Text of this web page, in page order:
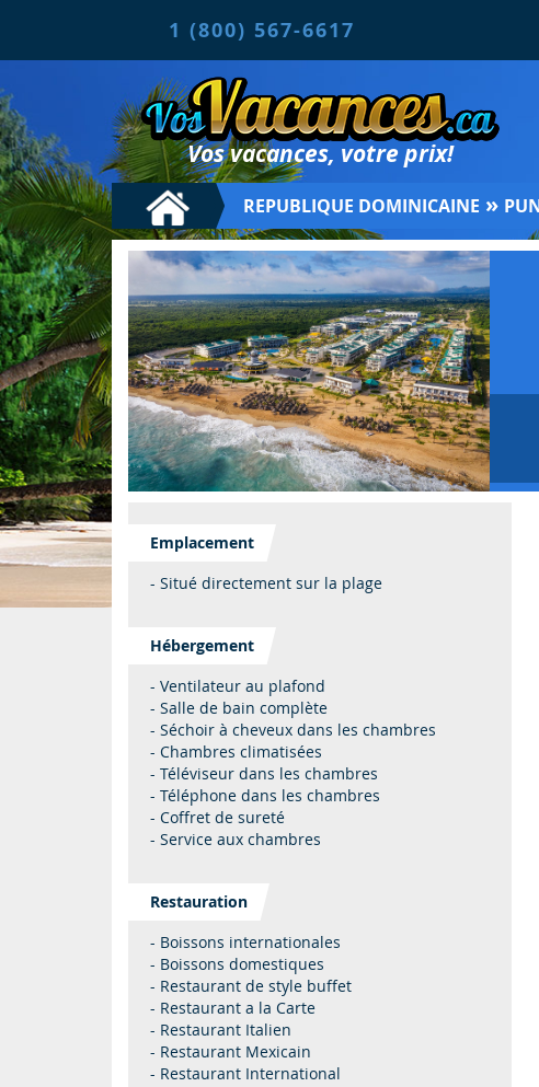
1 (800) 567-6617
Vos vacances, votre prix!
REPUBLIQUE DOMINICAINE »
Emplacement
- Situé directement sur la plage
Hébergement
- Ventilateur au plafond
- Salle de bain complète
- Séchoir à cheveux dans les chambres
- Chambres climatisées
- Téléviseur dans les chambres
- Téléphone dans les chambres
- Coffret de sureté
- Service aux chambres
Restauration
- Boissons internationales
- Boissons domestiques
- Restaurant de style buffet
- Restaurant a la Carte
- Restaurant Italien
- Restaurant Mexicain
- Restaurant International